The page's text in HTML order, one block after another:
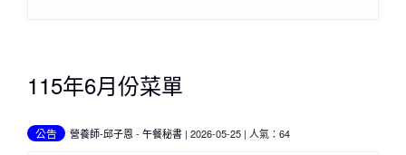
115年6月份菜單
公告 營養師-邱子恩 - 午餐秘書 | 2026-05-25 | 人氣：64